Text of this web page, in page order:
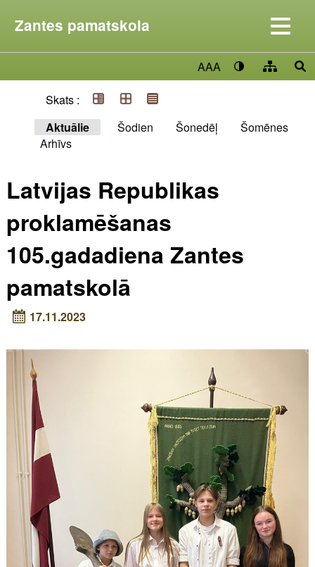
Zantes pamatskola
AAA
Skats :
Aktuālie
Šodien Šonedēļ
Šomēnes
Arhīvs
Latvijas Republikas
proklamēšanas
105.gadadiena Zantes
pamatskolā
17.11.2023